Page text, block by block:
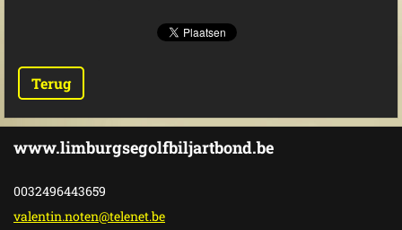
Terug
www.limburgsegolfbiljartbond.be
0032496443659
valentin.noten@telenet.be